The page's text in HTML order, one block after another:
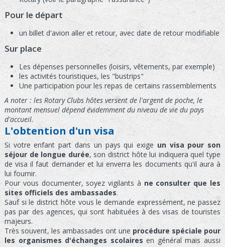
Pour le départ
un billet d'avion aller et retour, avec date de retour modifiable
Sur place
Les dépenses personnelles (loisirs, vêtements, par exemple)
les activités touristiques, les "bustrips"
Une participation pour les repas de certains rassemblements
A noter : les Rotary Clubs hôtes versent de l'argent de poche, le
montant mensuel dépend évidemment du niveau de vie du pays
d'accueil.
L'obtention d'un visa
Si votre enfant part dans un pays qui exige un visa pour son
séjour de longue durée, son district hôte lui indiquera quel type
de visa il faut demander et lui enverra les documents qu'il aura à
lui fournir.
Pour vous documenter, soyez vigilants à ne consulter que les
sites officiels des ambassades.
Sauf si le district hôte vous le demande expressément, ne passez
pas par des agences, qui sont habituées à des visas de touristes
majeurs.
Très souvent, les ambassades ont une procédure spéciale pour
les organismes d'échanges scolaires en général mais aussi